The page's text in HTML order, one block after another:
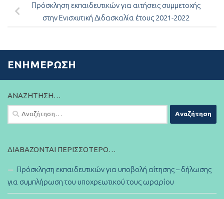
Πρόσκληση εκπαιδευτικών για αιτήσεις συμμετοχής
στην Ενισχυτική Διδασκαλία έτους 2021-2022
ΕΝΗΜΈΡΩΣΗ
ΑΝΑΖΉΤΗΣΗ…
Αναζήτηση
για:
ΔΙΑΒΆΖΟΝΤΑΙ ΠΕΡΙΣΣΌΤΕΡΟ…
Πρόσκληση εκπαιδευτικών για υποβολή αίτησης – δήλωσης
για συμπλήρωση του υποχρεωτικού τους ωραρίου